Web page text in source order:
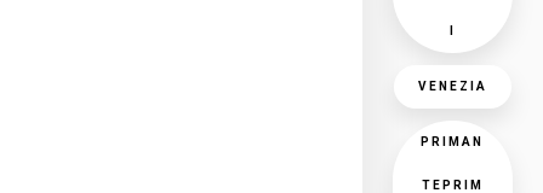
VENEZIA
PRIMAN
TEPRIM